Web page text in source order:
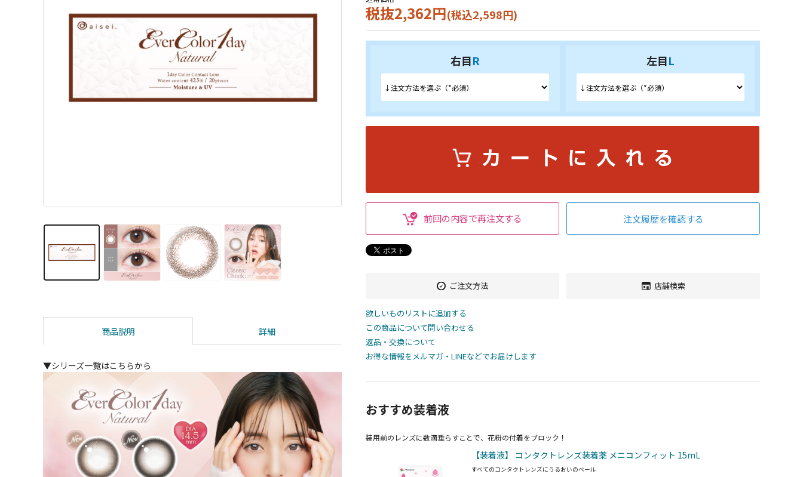
商品説明 詳細
▼シリーズ一覧はこちらから
税抜2,362円(税込2,598円)
右目R 左目L
前回の内容で再注文する 注文履歴を確認する
ご注文方法 店舗検索
欲しいものリストに追加する
この商品について問い合わせる
返品・交換について
お得な情報をメルマガ・LINEなどでお届けします
おすすめ装着液
装用前のレンズに数滴垂らすことで、花粉の付着をブロック！
【装着液】 コンタクトレンズ装着薬 メニコンフィット 15mL
すべてのコンタクトレンズにうるおいのベール